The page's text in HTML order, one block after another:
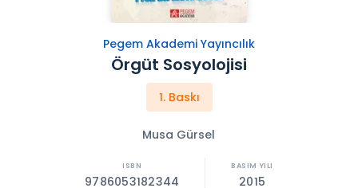
Pegem Akademi Yayıncılık
Örgüt Sosyolojisi
1. Baskı
Musa Gürsel
9786053182344 2015